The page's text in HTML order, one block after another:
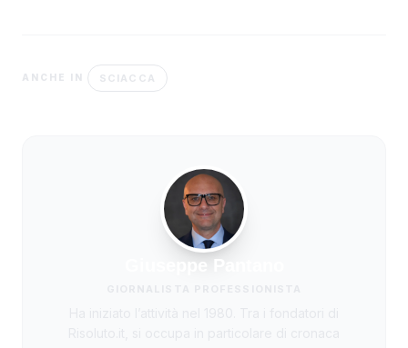
ANCHE IN SCIACCA
Giuseppe Pantano